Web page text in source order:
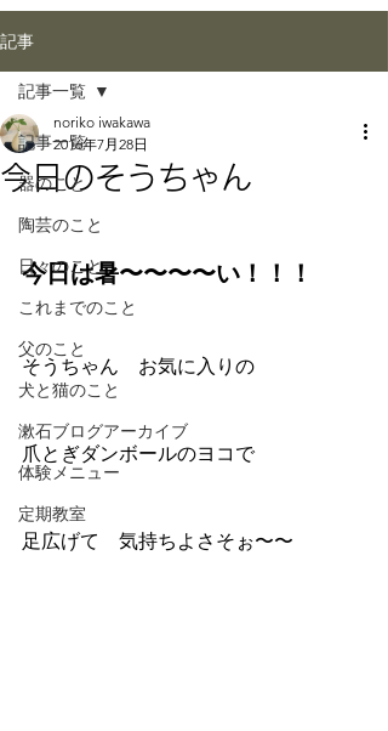
記事
記事一覧
器のこと
陶芸のこと
日々のこと
これまでのこと
父のこと
犬と猫のこと
漱石ブログアーカイブ
体験メニュー
定期教室
記事一覧
今日のそうちゃん
noriko iwakawa
2016年7月28日
今日は暑〜〜〜〜い！！！
そうちゃん　お気に入りの
爪とぎダンボールのヨコで
足広げて　気持ちよさそぉ〜〜